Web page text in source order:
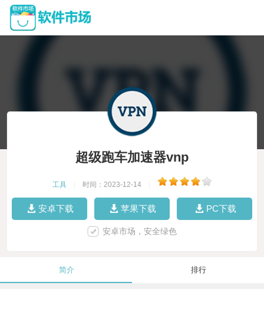
超级跑车加速器vnp
工具 时间：2023-12-14
安卓下载 苹果下载 PC下载
安卓市场，安全绿色
简介 排行